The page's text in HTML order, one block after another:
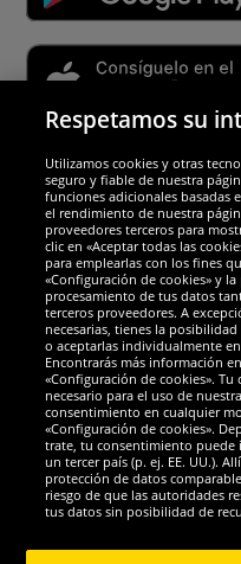
Socios y seguridad
Respetamos su
Utilizamos cookies y otras
seguro y fiable de nuestra
funciones adicionales basadas
el rendimiento de nuestra
proveedores terceros para
clic en «Aceptar todas las
para emplearlas con los fines
«Configuración de cookies» y
procesamiento de tus datos
terceros proveedores. A
necesarias, tienes la
o aceptarlas individualmente
Encontrarás más información
«Configuración de cookies».
necesario para el uso de
consentimiento en cualquier
«Configuración de cookies».
trate, tu consentimiento puede
un tercer país (p. ej. EE. UU.).
protección de datos comparable
riesgo de que las autoridades
tus datos sin posibilidad de